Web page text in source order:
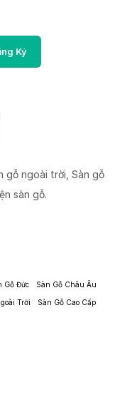
gỗ ngoài trời, Sàn gỗ
sàn gỗ.
Gỗ Đức Sàn Gỗ Châu Âu
Trời Sàn Gỗ Cao Cấp